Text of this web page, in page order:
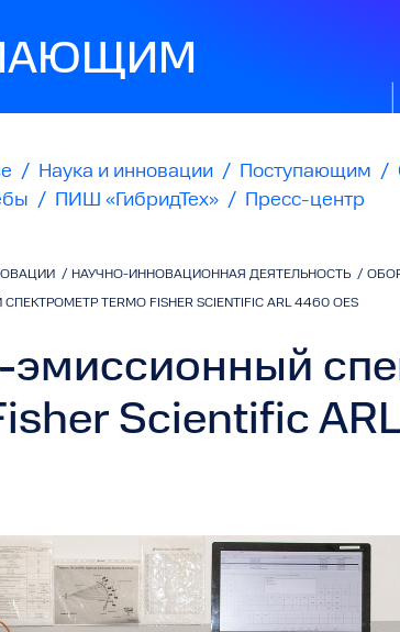
/ Наука и инновации / Поступающим /
/ ПИШ «ГибридТех» / Пресс-центр
/ НАУЧНО-ИННОВАЦИОННАЯ ДЕЯТЕЛЬНОСТЬ /
TERMO FISHER SCIENTIFIC ARL 4460 OES
эмиссионный
Scientific